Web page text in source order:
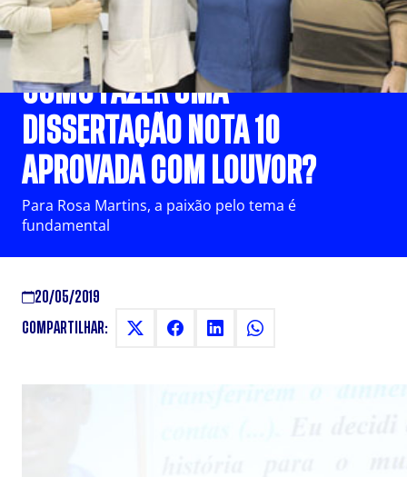
COMO FAZER UMA
DISSERTAÇÃO NOTA 10
APROVADA COM LOUVOR?
Para Rosa Martins, a paixão pelo tema é
fundamental
20/05/2019
COMPARTILHAR: